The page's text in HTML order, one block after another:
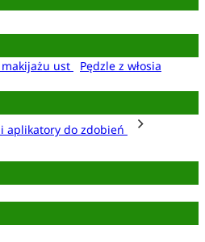
ust
Pędzle z włosia
aplikatory do zdobień